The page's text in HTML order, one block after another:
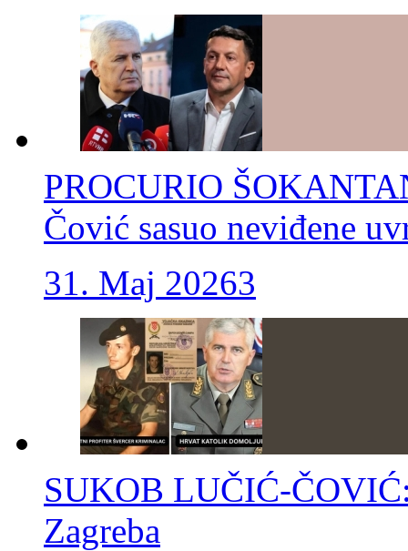
PROCURIO
Čović sasuo neviđene
31. Maj 20263
SUKOB LUČIĆ-
Zagreba